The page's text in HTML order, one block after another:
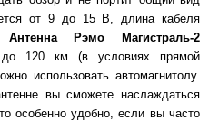
от 9 до 15 В, длина кабеля
Антенна Рэмо Магистраль-2
до 120 км (в условиях прямой
использовать автомагнитолу.
вы сможете наслаждаться
особенно удобно, если вы часто